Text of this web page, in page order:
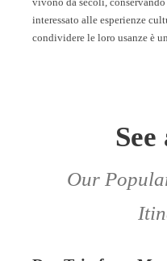
interessato alle esperienze
condividere le loro usanze è
Our